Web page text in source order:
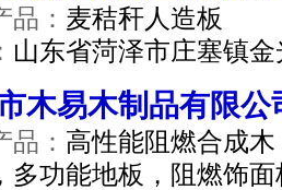
品： 麦秸秆人造板
山东省菏泽市庄塞镇
木易木制品有限公
品： 高性能阻燃合成
多功能地板，阻燃饰